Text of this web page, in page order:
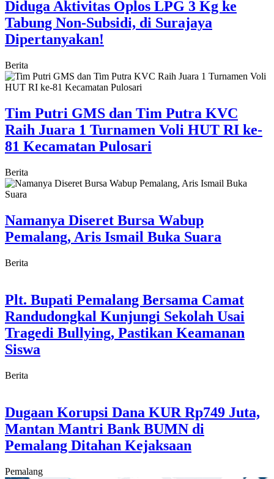
Diduga Aktivitas Oplos LPG 3 Kg ke
Tabung Non-Subsidi, di Surajaya
Dipertanyakan!
Berita
Tim Putri GMS dan Tim Putra KVC
Raih Juara 1 Turnamen Voli HUT RI ke-
81 Kecamatan Pulosari
Berita
Namanya Diseret Bursa Wabup
Pemalang, Aris Ismail Buka Suara
Berita
Plt. Bupati Pemalang Bersama Camat
Randudongkal Kunjungi Sekolah Usai
Tragedi Bullying, Pastikan Keamanan
Siswa
Berita
Dugaan Korupsi Dana KUR Rp749 Juta,
Mantan Mantri Bank BUMN di
Pemalang Ditahan Kejaksaan
Pemalang